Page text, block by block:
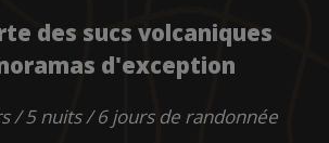
des sucs volcaniques
d'exception
/ 5 nuits / 6 jours de randonnée